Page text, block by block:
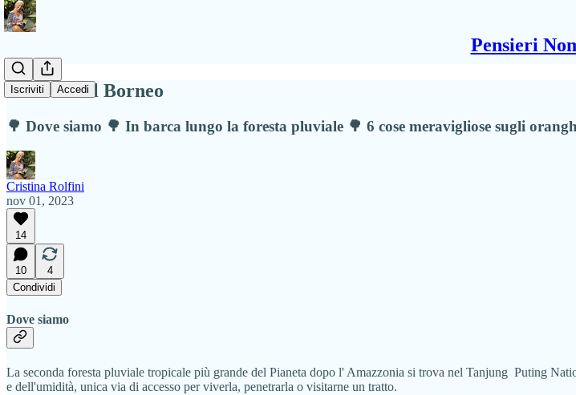
Pensieri
Iscriviti Accedi
Lettera dal Borneo
🌳 Dove siamo 🌳 In barca lungo la foresta pluviale 🌳 6 cose meravigliose sugli
Cristina Rolfini
nov 01, 2023
14
10
4
Condividi
Dove siamo
La seconda foresta pluviale tropicale più grande del Pianeta dopo l' Amazzonia si trova nel Tanjung Puting
e dell'umidità, unica via di accesso per viverla, penetrarla o visitarne un tratto.